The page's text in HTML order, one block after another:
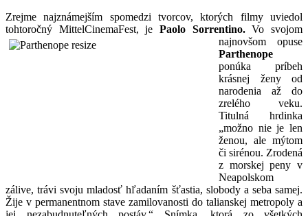
Zrejme najznámejším spomedzi tvorcov, ktorých filmy uviedol
tohtoročný MittelCinemaFest, je Paolo Sorrentino.Vo svojom
najnovšom opuse
Parthenope
ponúka príbeh
krásnej ženy od
narodenia až do
zrelého veku.
Titulná hrdinka
„možno nie je len
ženou, ale mýtom
či sirénou. Zrodená
z morskej peny v
Neapolskom
zálive, trávi svoju mladosť hľadaním šťastia, slobody a seba samej.
Žije v permanentnom stave zamilovanosti do talianskej metropoly a